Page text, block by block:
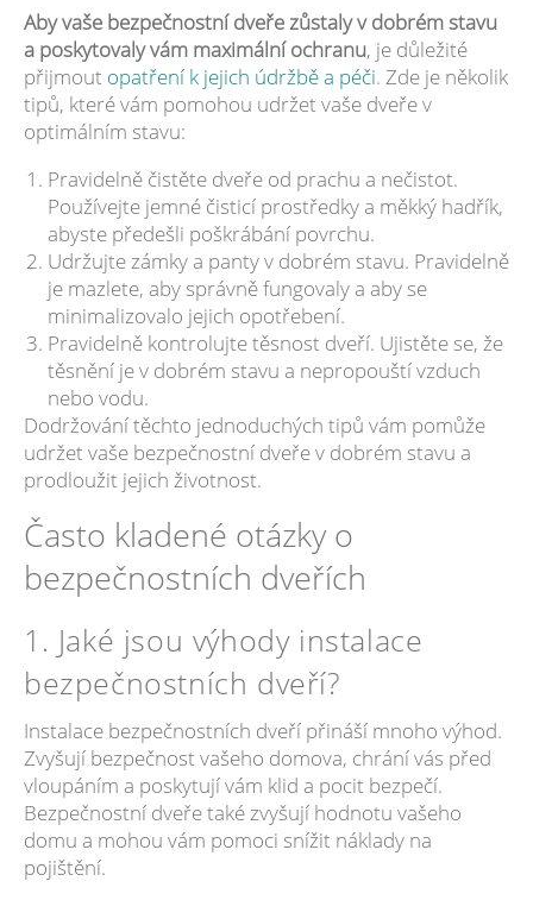
Aby vaše bezpečnostní dveře zůstaly v dobrém stavu
a poskytovaly vám maximální ochranu, je důležité
přijmout opatření k jejich údržbě a péči. Zde je několik
tipů, které vám pomohou udržet vaše dveře v
optimálním stavu:
Pravidelně čistěte dveře od prachu a nečistot.
Používejte jemné čisticí prostředky a měkký hadřík,
abyste předešli poškrábání povrchu.
Udržujte zámky a panty v dobrém stavu. Pravidelně
je mazlete, aby správně fungovaly a aby se
minimalizovalo jejich opotřebení.
Pravidelně kontrolujte těsnost dveří. Ujistěte se, že
těsnění je v dobrém stavu a nepropouští vzduch
nebo vodu.
Dodržování těchto jednoduchých tipů vám pomůže
udržet vaše bezpečnostní dveře v dobrém stavu a
prodloužit jejich životnost.
Často kladené otázky o
bezpečnostních dveřích
1. Jaké jsou výhody instalace
bezpečnostních dveří?
Instalace bezpečnostních dveří přináší mnoho výhod.
Zvyšují bezpečnost vašeho domova, chrání vás před
vloupáním a poskytují vám klid a pocit bezpečí.
Bezpečnostní dveře také zvyšují hodnotu vašeho
domu a mohou vám pomoci snížit náklady na
pojištění.